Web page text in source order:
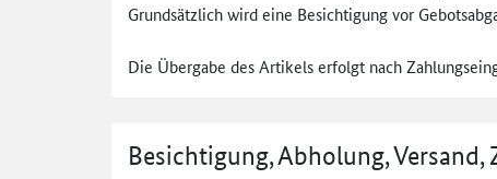
Grundsätzlich wird eine Besichtigung vor
Die Übergabe des Artikels erfolgt nach
Besichtigung, Abholung, Versand,